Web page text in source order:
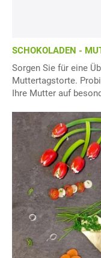
SCHOKOLADEN -
Sorgen Sie für eine
Muttertagstorte.
Ihre Mutter auf